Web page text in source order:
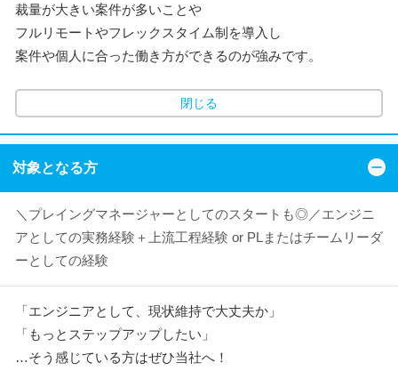
裁量が大きい案件が多いことや
フルリモートやフレックスタイム制を導入し
案件や個人に合った働き方ができるのが強みです。
閉じる
対象となる方
＼プレイングマネージャーとしてのスタートも◎／エンジニ
アとしての実務経験＋上流工程経験 or PLまたはチームリーダ
ーとしての経験
「エンジニアとして、現状維持で大丈夫か」
「もっとステップアップしたい」
…そう感じている方はぜひ当社へ！